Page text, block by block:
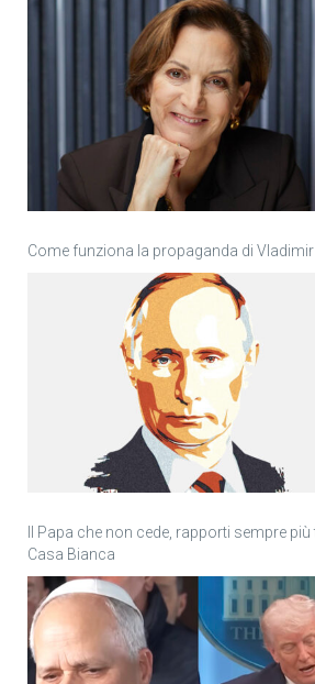
Come funziona la propaganda di
Il Papa che non cede, rapporti sempre
Casa Bianca